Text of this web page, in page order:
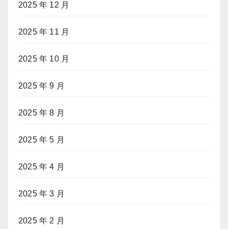
2025 年 12 月
2025 年 11 月
2025 年 10 月
2025 年 9 月
2025 年 8 月
2025 年 5 月
2025 年 4 月
2025 年 3 月
2025 年 2 月